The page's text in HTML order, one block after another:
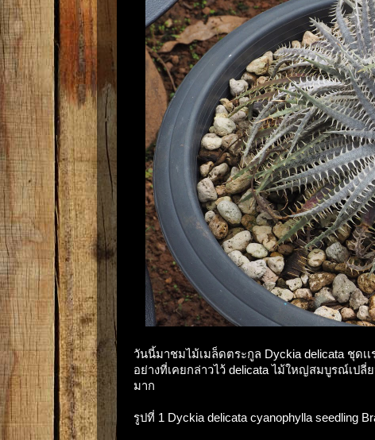
วันนี้มาชมไม้เมล็ดตระกูล Dyckia delicata ชุดเ
อย่างที่เคยกล่าวไว้ delicata ไม้ใหญ่สมบูรณ์เป
มาก
รูปที่ 1 Dyckia delicata cyanophylla seedling